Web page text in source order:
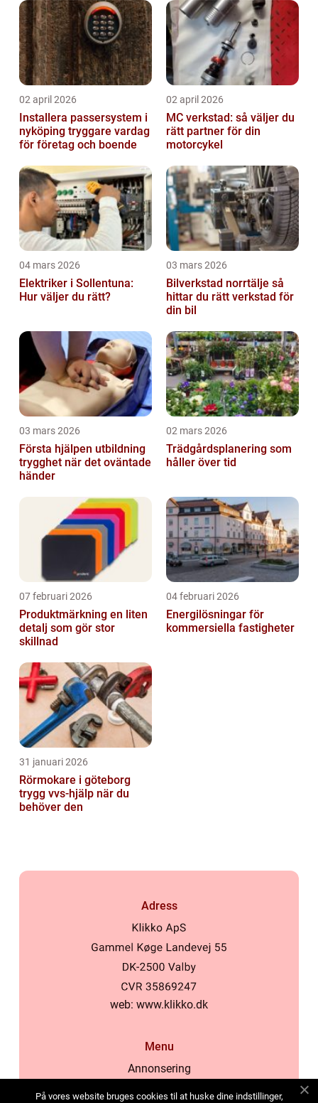
02 april 2026
Installera passersystem i
nyköping tryggare vardag
för företag och boende
02 april 2026
MC verkstad: så väljer du
rätt partner för din
motorcykel
04 mars 2026
Elektriker i Sollentuna:
Hur väljer du rätt?
03 mars 2026
Bilverkstad norrtälje så
hittar du rätt verkstad för
din bil
03 mars 2026
Första hjälpen utbildning
trygghet när det oväntade
händer
02 mars 2026
Trädgårdsplanering som
håller över tid
07 februari 2026
Produktmärkning en liten
detalj som gör stor
skillnad
04 februari 2026
Energilösningar för
kommersiella fastigheter
31 januari 2026
Rörmokare i göteborg
trygg vvs-hjälp när du
behöver den
Adress
web: www.klikko.dk
Menu
Annonsering
På vores website bruges cookies til at huske dine indstillinger,